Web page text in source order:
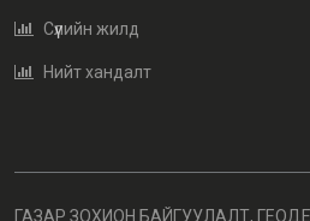
Сүүлийн жилд
Нийт хандалт
ГАЗАР ЗОХИОН БАЙГУУЛАЛТ,